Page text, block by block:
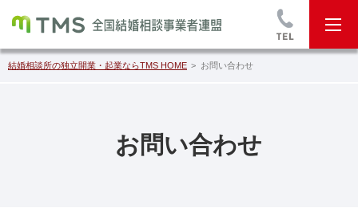
結婚相談所の独立開業・起業ならTMS HOME お問い合わせ
お問い合わせ